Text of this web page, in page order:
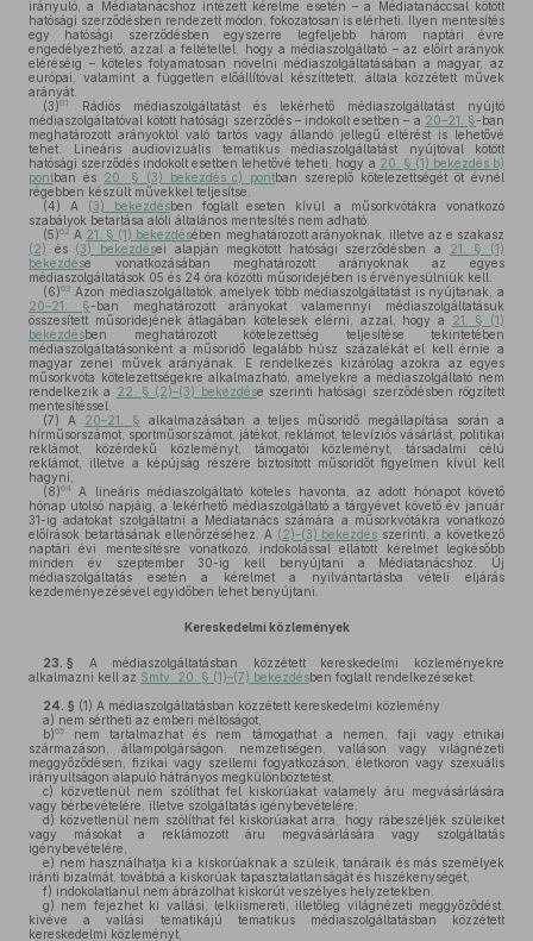
irányuló, a Médiatanácshoz intézett kérelme esetén – a Médiatanáccsal kötött
hatósági szerződésben rendezett módon, fokozatosan is elérheti. Ilyen mentesítés
egy hatósági szerződésben egyszerre legfeljebb három naptári évre
engedélyezhető, azzal a feltétellel, hogy a médiaszolgáltató – az előírt arányok
eléréséig – köteles folyamatosan növelni médiaszolgáltatásában a magyar, az
európai, valamint a független előállítóval készíttetett, általa közzétett művek
arányát.
(3)61
Rádiós médiaszolgáltatást és lekérhető médiaszolgáltatást nyújtó
médiaszolgáltatóval kötött hatósági szerződés – indokolt esetben – a 20–21. §-ban
meghatározott arányoktól való tartós vagy állandó jellegű eltérést is lehetővé
tehet. Lineáris audiovizuális tematikus médiaszolgáltatást nyújtóval kötött
hatósági szerződés indokolt esetben lehetővé teheti, hogy a 20. § (1) bekezdés b)
pontban és 20. § (3) bekezdés c) pontban szereplő kötelezettségét öt évnél
régebben készült művekkel teljesítse.
(4) A (3) bekezdésben foglalt eseten kívül a műsorkvótákra vonatkozó
szabályok betartása alóli általános mentesítés nem adható.
(5)62 A 21. § (1) bekezdésében meghatározott arányoknak, illetve az e szakasz
(2) és (3) bekezdései alapján megkötött hatósági szerződésben a
21. § (1)
bekezdése vonatkozásában meghatározott arányoknak az egyes
médiaszolgáltatások 05 és 24 óra közötti műsoridejében is érvényesülniük kell.
(6)63 Azon médiaszolgáltatók, amelyek több médiaszolgáltatást is nyújtanak, a
20–21. §-ban meghatározott arányokat valamennyi médiaszolgáltatásuk
összesített műsoridejének átlagában kötelesek elérni, azzal, hogy a
21. § (1)
bekezdésben meghatározott kötelezettség teljesítése tekintetében
médiaszolgáltatásonként a műsoridő legalább húsz százalékát el kell érnie a
magyar zenei művek arányának. E rendelkezés kizárólag azokra az egyes
műsorkvóta kötelezettségekre alkalmazható, amelyekre a médiaszolgáltató nem
rendelkezik a 22. § (2)–(3) bekezdése szerinti hatósági szerződésben rögzített
mentesítéssel.
(7) A 20–21. § alkalmazásában a teljes műsoridő megállapítása során a
hírműsorszámot, sportműsorszámot, játékot, reklámot, televíziós vásárlást, politikai
reklámot, közérdekű közleményt, támogatói közleményt, társadalmi célú
reklámot, illetve a képújság részére biztosított műsoridőt figyelmen kívül kell
hagyni,
(8)64
A lineáris médiaszolgáltató köteles havonta, az adott hónapot követő
hónap utolsó napjáig, a lekérhető médiaszolgáltató a tárgyévet követő év január
31-ig adatokat szolgáltatni a Médiatanács számára a műsorkvótákra vonatkozó
előírások betartásának ellenőrzéséhez. A (2)–(3) bekezdés szerinti, a következő
naptári évi mentesítésre vonatkozó, indokolással ellátott kérelmet legkésőbb
minden év szeptember 30-ig kell benyújtani a Médiatanácshoz. Új
médiaszolgáltatás esetén a kérelmet a nyilvántartásba vételi eljárás
kezdeményezésével egyidőben lehet benyújtani.
Kereskedelmi közlemények
23. § A médiaszolgáltatásban közzétett kereskedelmi közleményekre
alkalmazni kell az Smtv. 20. § (1)–(7) bekezdésben foglalt rendelkezéseket.
24. § (1) A médiaszolgáltatásban közzétett kereskedelmi közlemény
a) nem sértheti az emberi méltóságot,
b)65
nem tartalmazhat és nem támogathat a nemen, faji vagy etnikai
származáson, állampolgárságon, nemzetiségen, valláson vagy világnézeti
meggyőződésen, fizikai vagy szellemi fogyatkozáson, életkoron vagy szexuális
irányultságon alapuló hátrányos megkülönböztetést,
c) közvetlenül nem szólíthat fel kiskorúakat valamely áru megvásárlására
vagy bérbevételére, illetve szolgáltatás igénybevételére,
d) közvetlenül nem szólíthat fel kiskorúakat arra, hogy rábeszéljék szüleiket
vagy másokat a reklámozott áru megvásárlására vagy szolgáltatás
igénybevételére,
e) nem használhatja ki a kiskorúaknak a szüleik, tanáraik és más személyek
iránti bizalmát, továbbá a kiskorúak tapasztalatlanságát és hiszékenységét,
f) indokolatlanul nem ábrázolhat kiskorút veszélyes helyzetekben,
g) nem fejezhet ki vallási, lelkiismereti, illetőleg világnézeti meggyőződést,
kivéve a vallási tematikájú tematikus médiaszolgáltatásban közzétett
kereskedelmi közleményt,